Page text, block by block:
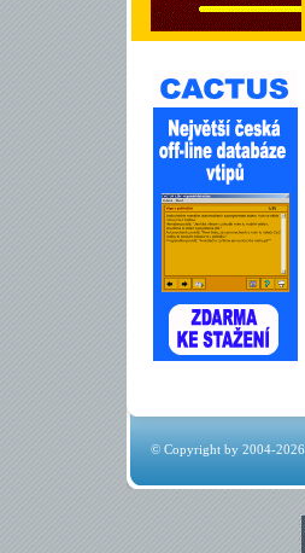
© Copyright by 2004-2026